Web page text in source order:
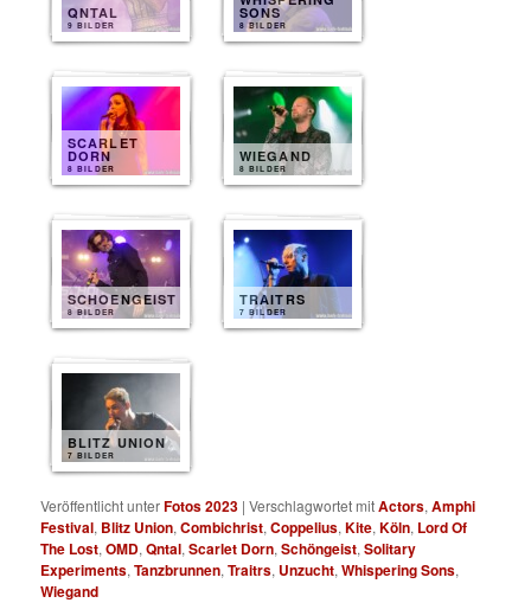
QNTAL
9 BILDER
SONS
8 BILDER
SCARLET
DORN
8 BILDER
WIEGAND
8 BILDER
SCHOENGEIST
8 BILDER
TRAITRS
7 BILDER
BLITZ UNION
7 BILDER
Veröffentlicht unterFotos 2023 |Verschlagwortet mitActors,Amphi
Festival, Blitz Union,Combichrist,Coppelius,Kite,Köln, Lord Of
The Lost,OMD,Qntal,Scarlet Dorn,Schöngeist,Solitary
Experiments,Tanzbrunnen,Traitrs, Unzucht,Whispering Sons,
Wiegand